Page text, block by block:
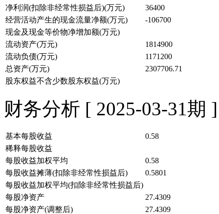
净利润(扣除非经常性损益后)(万元)
36400
经营活动产生的现金流量净额(万元)
-106700
现金及现金等价物净增加额(万元)
流动资产(万元)
1814900
流动负债(万元)
1171200
总资产(万元)
2307706.71
股东权益不含少数股东权益(万元)
财务分析 [ 2025-03-31期 ]
基本每股收益
0.58
稀释每股收益
每股收益加权平均
0.58
每股收益摊薄(扣除非经常性损益后)
0.5801
每股收益加权平均(扣除非经常性损益后)
每股净资产
27.4309
每股净资产(调整后)
27.4309